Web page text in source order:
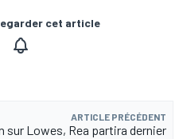
cet article
ARTICLE PRÉCÉDENT
sur Lowes, Rea partira dernier